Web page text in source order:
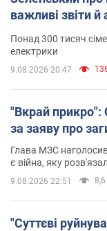
важливі звіти й
Понад 300 тисяч
електрики
9.08.2026 20:47
"Вкрай прикро":
за заяву про
Глава МЗС
є війна, яку
9.08.2026 22:51 8,6
"Суттєві